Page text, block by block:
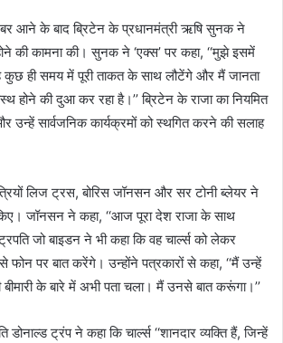
आने के बाद ब्रिटेन के प्रधानमंत्री ऋषि सुनक ने
की कामना की। सुनक ने ‘एक्स’ पर कहा, ‘‘मुझे इसमें
कुछ ही समय में पूरी ताकत के साथ लौटेंगे और मैं जानता
होने की दुआ कर रहा है।’’ ब्रिटेन के राजा का नियमित
उन्हें सार्वजनिक कार्यक्रमों को स्थगित करने की सलाह
लिज ट्रस, बोरिस जॉनसन और सर टोनी ब्लेयर ने
जॉनसन ने कहा, ‘‘आज पूरा देश राजा के साथ
जो बाइडन ने भी कहा कि वह चार्ल्स को लेकर
फोन पर बात करेंगे। उन्होंने पत्रकारों से कहा, ‘‘मैं उन्हें
के बारे में अभी पता चला। मैं उनसे बात करूंगा।’’
डोनाल्ड ट्रंप ने कहा कि चार्ल्स ‘‘शानदार व्यक्ति हैं, जिन्हें